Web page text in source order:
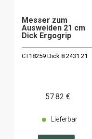
Messer zum
Ausweiden 21 cm
Dick Ergogrip
CT18259 Dick 8 2431 21
57.82 €
Lieferbar